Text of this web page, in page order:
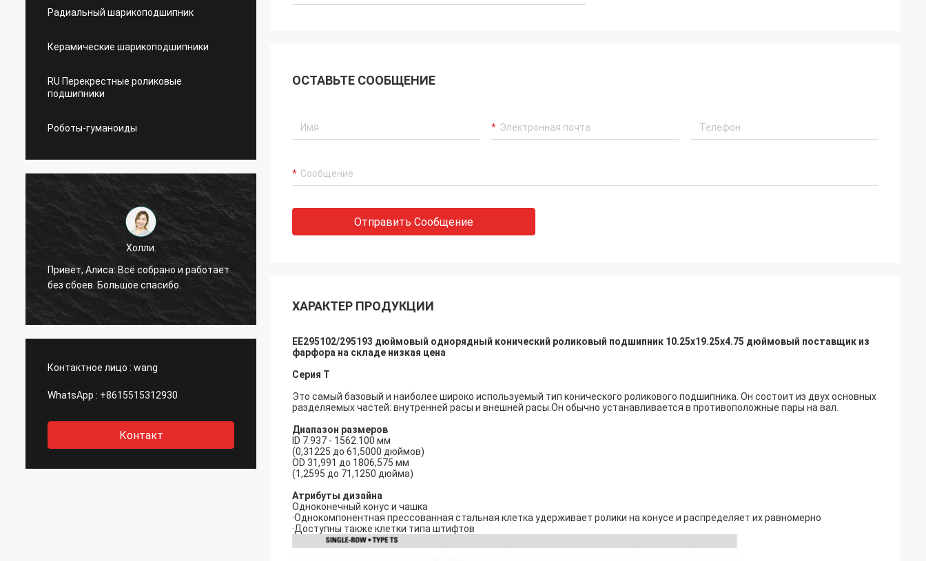
Радиальный шарикоподшипник
Керамические шарикоподшипники
RU Перекрестные роликовые
подшипники
Роботы-гуманоиды
Холли.
Привет, Алиса: Всё собрано и работает
без сбоев. Большое спасибо.
подшипниках, мы свяжемся с вами.
Контактное лицо : wang
WhatsApp : +8615515312930
Контакт
ОСТАВЬТЕ СООБЩЕНИЕ
Отправить Сообщение
ХАРАКТЕР ПРОДУКЦИИ
EE295102/295193 дюймовый однорядный конический роликовый подшипник 10.25x19.25x4.75 дюймовый поставщик из
фарфора на складе низкая цена
Серия Т
Это самый базовый и наиболее широко используемый тип конического роликового подшипника. Он состоит из двух основных
разделяемых частей: внутренней расы и внешней расы.Он обычно устанавливается в противоположные пары на вал.
Диапазон размеров
ID 7.937 - 1562.100 мм
(0,31225 до 61,5000 дюймов)
OD 31,991 до 1806,575 мм
(1,2595 до 71,1250 дюйма)
Атрибуты дизайна
Одноконечный конус и чашка
·Однокомпонентная прессованная стальная клетка удерживает ролики на конусе и распределяет их равномерно
·Доступны также клетки типа штифтов